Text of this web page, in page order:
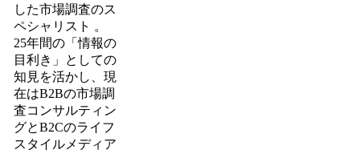
した市場調査のス
ペシャリスト 。
25年間の「情報の
目利き」としての
知見を活かし、現
在はB2Bの市場調
査コンサルティン
グとB2Cのライフ
スタイルメディア